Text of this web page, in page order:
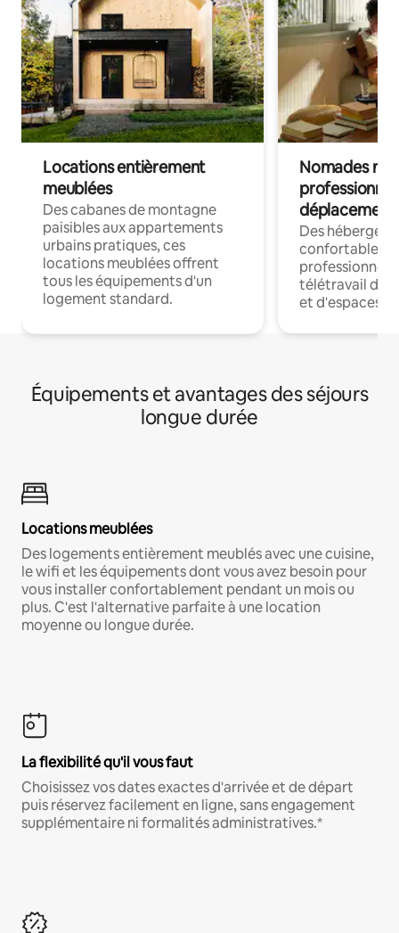
Locations entièrement
meublées
Des cabanes de montagne
paisibles aux appartements
urbains pratiques, ces
locations meublées offrent
tous les équipements d'un
logement standard.
Nomades
déplacement
Des
confortables
professionnels
télétravail
et d'espaces
Équipements et avantages des séjours
longue durée
Locations meublées
Des logements entièrement meublés avec une cuisine,
le wifi et les équipements dont vous avez besoin pour
vous installer confortablement pendant un mois ou
plus. C'est l'alternative parfaite à une location
moyenne ou longue durée.
La flexibilité qu'il vous faut
Choisissez vos dates exactes d'arrivée et de départ
puis réservez facilement en ligne, sans engagement
supplémentaire ni formalités administratives.*